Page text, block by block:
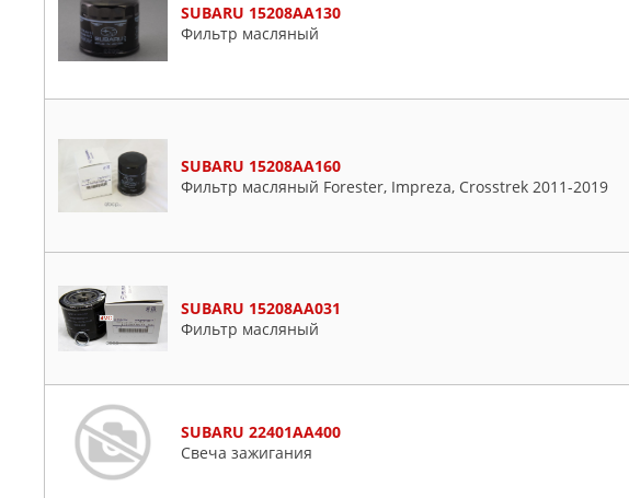
SUBARU 15208AA130
Фильтр масляный
SUBARU 15208AA160
Фильтр масляный Forester, Impreza, Crosstrek 2011-2019
SUBARU 15208AA031
Фильтр масляный
SUBARU 22401AA400
Свеча зажигания